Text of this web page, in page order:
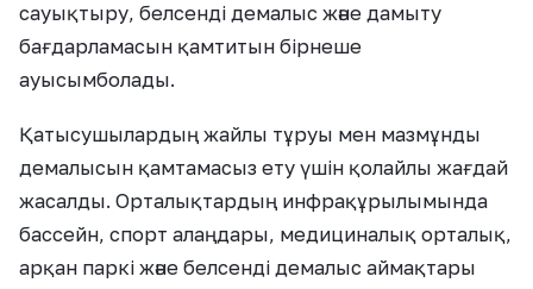
сауықтыру, белсенді демалыс және дамыту
бағдарламасын қамтитын бірнеше
ауысымболады.
Қатысушылардың жайлы тұруы мен мазмұнды
демалысын қамтамасыз ету үшін қолайлы жағдай
жасалды. Орталықтардың инфрақұрылымында
бассейн, спорт алаңдары, медициналық орталық,
арқан паркі және белсенді демалыс аймақтары